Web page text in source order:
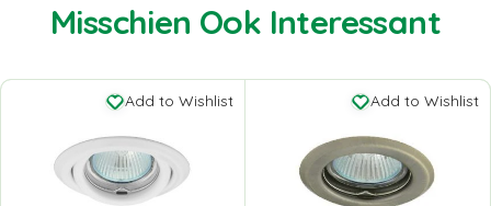
Misschien Ook Interessant
Add to Wishlist Add to Wishlist